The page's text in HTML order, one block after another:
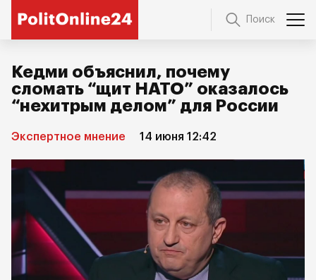
Поиск
Кедми объяснил, почему
сломать “щит НАТО” оказалось
“нехитрым делом” для России
Экспертное мнение 14 июня 12:42